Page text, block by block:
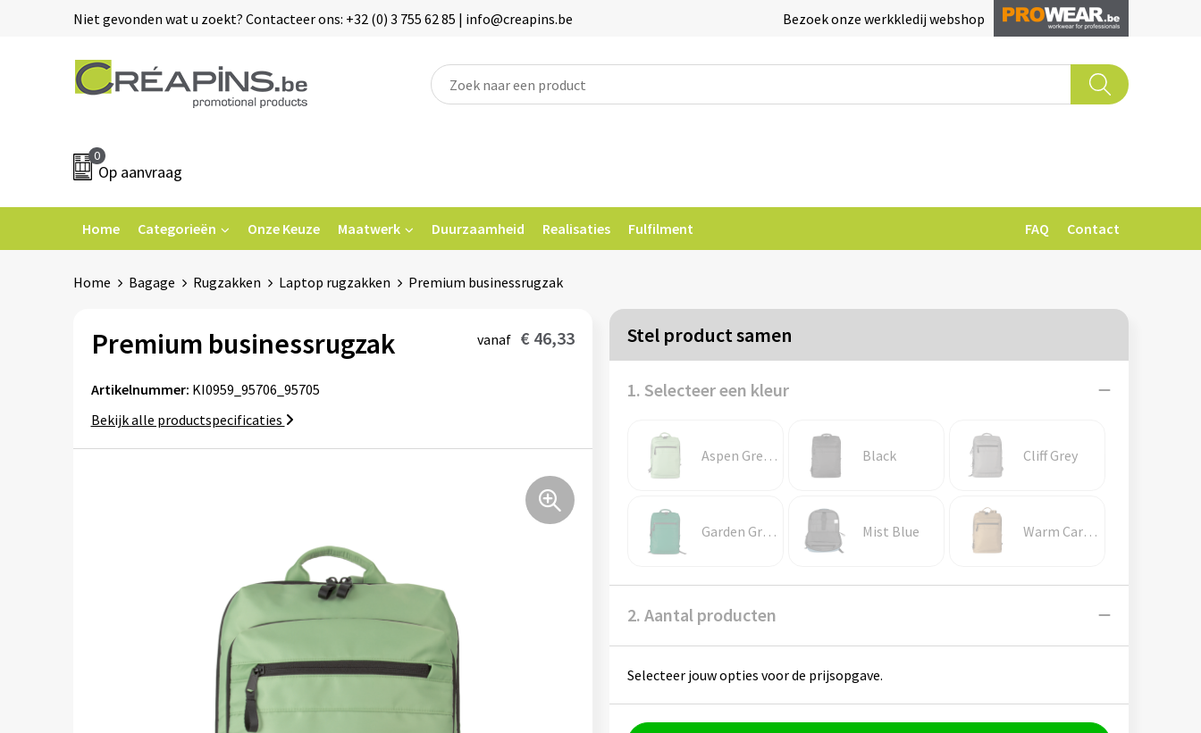
Niet gevonden wat u zoekt? Contacteer ons: +32 (0) 3 755 62 85 | info@creapins.be Bezoek onze werkkledij webshop
0
Op aanvraag
Home Categorieën Onze Keuze Maatwerk Duurzaamheid Realisaties Fulfilment FAQ Contact
Home Bagage Rugzakken Laptop rugzakken Premium businessrugzak
Premium businessrugzak vanaf € 46,33
Artikelnummer: KI0959_95706_95705
Bekijk alle productspecificaties
Stel product samen
1. Selecteer een kleur
Aspen Green Black Cliff Grey
Garden Green Mist Blue Warm Caramel
2. Aantal producten
Selecteer jouw opties voor de prijsopgave.